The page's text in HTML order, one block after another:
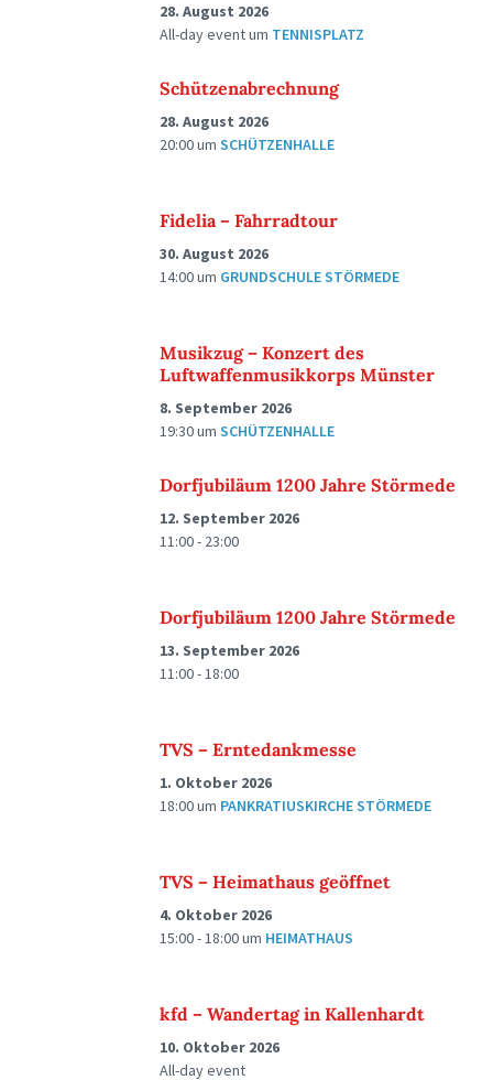
28. August 2026
All-day eventum TENNISPLATZ
Schützenabrechnung
28. August 2026
20:00um SCHÜTZENHALLE
Fidelia – Fahrradtour
30. August 2026
14:00um GRUNDSCHULE STÖRMEDE
Musikzug – Konzert des
Luftwaffenmusikkorps Münster
8. September 2026
19:30um SCHÜTZENHALLE
Dorfjubiläum 1200 Jahre Störmede
12. September 2026
11:00 - 23:00
Dorfjubiläum 1200 Jahre Störmede
13. September 2026
11:00 - 18:00
TVS – Erntedankmesse
1. Oktober 2026
18:00um PANKRATIUSKIRCHE STÖRMEDE
TVS – Heimathaus geöffnet
4. Oktober 2026
15:00 - 18:00um HEIMATHAUS
kfd – Wandertag in Kallenhardt
10. Oktober 2026
All-day event